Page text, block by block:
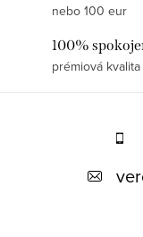
nebo 100 eur
100%
prémiová kvalita